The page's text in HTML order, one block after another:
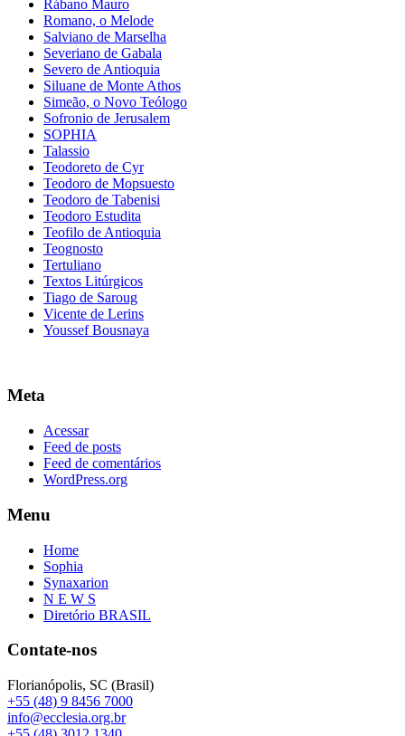
Rábano Mauro
Romano, o Melode
Salviano de Marselha
Severiano de Gabala
Severo de Antioquia
Siluane de Monte Athos
Simeão, o Novo Teólogo
Sofronio de Jerusalem
SOPHIA
Talassio
Teodoreto de Cyr
Teodoro de Mopsuesto
Teodoro de Tabenisi
Teodoro Estudita
Teofilo de Antioquia
Teognosto
Tertuliano
Textos Litúrgicos
Tiago de Saroug
Vicente de Lerins
Youssef Bousnaya
Meta
Acessar
Feed de posts
Feed de comentários
WordPress.org
Menu
Home
Sophia
Synaxarion
N E W S
Diretório BRASIL
Contate-nos
Florianópolis, SC (Brasil)
+55 (48) 9 8456 7000
info@ecclesia.org.br